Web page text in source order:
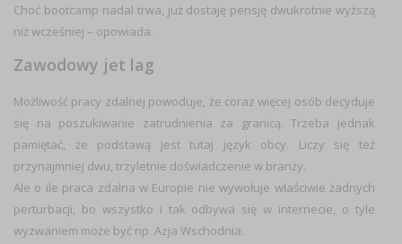
Choć bootcamp nadal trwa, już dostaję pensję dwukrotnie wyższą
niż wcześniej – opowiada.
Zawodowy jet lag
Możliwość pracy zdalnej powoduje, że coraz więcej osób decyduje
się na poszukiwanie zatrudnienia za granicą. Trzeba jednak
pamiętać, że podstawą jest tutaj język obcy. Liczy się też
przynajmniej dwu, trzyletnie doświadczenie w branży.
Ale o ile praca zdalna w Europie nie wywołuje właściwie żadnych
perturbacji, bo wszystko i tak odbywa się w internecie, o tyle
wyzwaniem może być np. Azja Wschodnia.